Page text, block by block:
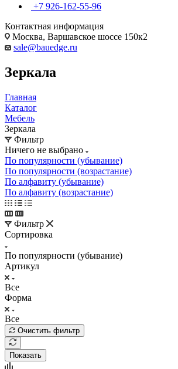
+7 926-162-55-96
Контактная информация
Москва, Варшавское шоссе 150к2
sale@bauedge.ru
Зеркала
Главная
Каталог
Мебель
Зеркала
Фильтр
Ничего не выбрано
По популярности (убывание)
По популярности (возрастание)
По алфавиту (убывание)
По алфавиту (возрастание)
Фильтр
Сортировка
По популярности (убывание)
Артикул
Все
Форма
Все
Очистить фильтр
Показать